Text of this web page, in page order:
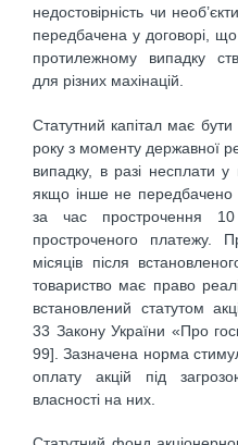
недостовірність чи
передбачена у договорі,
протилежному випадку
для різних махінацій.
Статутний капітал має
року з моменту державної
випадку, в разі несплати у
якщо інше не передбачено
за час прострочення 10
простроченого платежу.
місяців після
товариство має право
встановлений статутом
33 Закону України «Про
99]. Зазначена норма
оплату акцій під
власності на них.